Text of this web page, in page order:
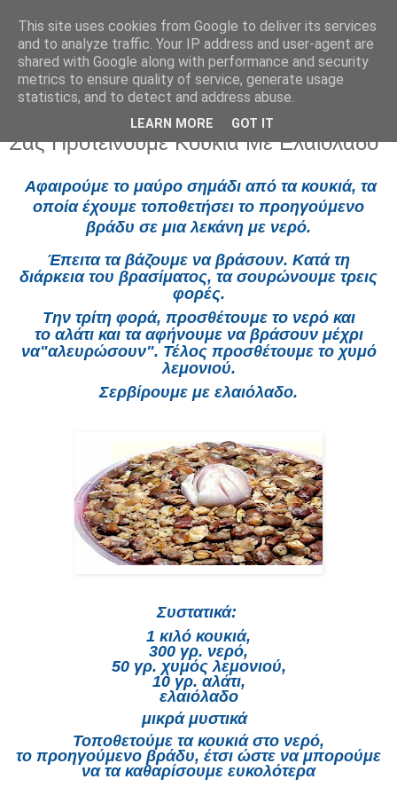
Τετάρτη 19 Μαρτίου 2025
Σας Προτείνουμε Κουκιά Με Ελαιόλαδο
Αφαιρούμε το μαύρο σημάδι από τα κουκιά, τα
οποία έχουμε τοποθετήσει το προηγούμενο
βράδυ σε μια λεκάνη με νερό.
Έπειτα τα βάζουμε να βράσουν. Κατά τη
διάρκειατου βρασίματος, τα σουρώνουμε τρεις
φορές.
Την τρίτη φορά, προσθέτουμε το νερό και
το αλάτι και τα αφήνουμε να βράσουν μέχρι
να"αλευρώσουν". Τέλος προσθέτουμε το χυμό
λεμονιού.
Σερβίρουμε με ελαιόλαδο.
Συστατικά:
1 κιλό κουκιά,
300 γρ. νερό,
50 γρ. χυμός λεμονιού,
10 γρ. αλάτι,
ελαιόλαδο
μικρά μυστικά
Τοποθετούμε τα κουκιά στο νερό,
το προηγούμενο βράδυ, έτσι ώστε να μπορούμε
να τα καθαρίσουμε ευκολότερα
This site uses cookies from Google to deliver its services
and to analyze traffic. Your IP address and user-agent are
shared with Google along with performance and security
metrics to ensure quality of service, generate usage
statistics, and to detect and address abuse.
LEARN MORE GOT IT